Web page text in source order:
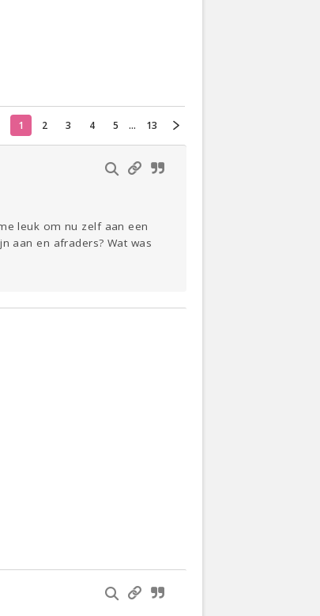
Thuis
1 2 3 4 5 ... 13
leuk om nu zelf aan een
aan en afraders? Wat was